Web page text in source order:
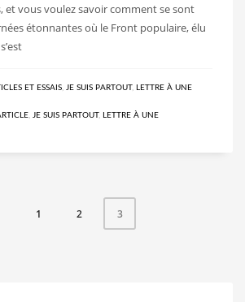
et vous voulez savoir comment se sont
étonnantes où le Front populaire, élu
ET ESSAIS JE SUIS PARTOUT,
LETTRE À UNE
JE SUIS PARTOUT,
LETTRE À UNE
1 2 3